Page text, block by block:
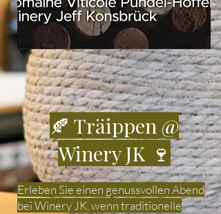
🍂 Träippen @
Winery JK 🍷
Erleben Sie einen genussvollen Abend
bei Winery JK, wenn traditionelle